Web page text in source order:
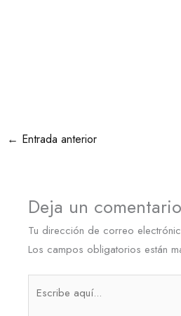
← Entrada anterior
Deja un comentario
Tu dirección de correo
Los campos obligatorios están